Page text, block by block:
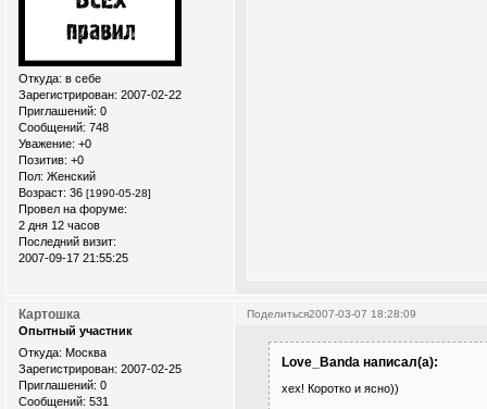
Откуда: в себе
Зарегистрирован: 2007-02-22
Приглашений: 0
Сообщений: 748
Уважение: +0
Позитив: +0
Пол: Женский
Возраст: 36 [1990-05-28]
Провел на форуме:
2 дня 12 часов
Последний визит:
2007-09-17 21:55:25
Поделиться2007-03-07 18:28:09
Картошка
Опытный участник
Откуда: Москва
Зарегистрирован: 2007-02-25
Приглашений: 0
Сообщений: 531
Love_Banda написал(а):
хех! Коротко и ясно))